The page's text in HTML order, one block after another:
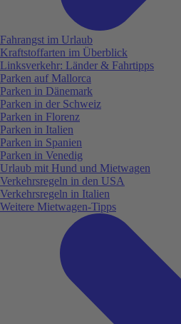
Fahrangst im Urlaub
Kraftstoffarten im Überblick
Linksverkehr: Länder & Fahrtipps
Parken auf Mallorca
Parken in Dänemark
Parken in der Schweiz
Parken in Florenz
Parken in Italien
Parken in Spanien
Parken in Venedig
Urlaub mit Hund und Mietwagen
Verkehrsregeln in den USA
Verkehrsregeln in Italien
Weitere Mietwagen-Tipps